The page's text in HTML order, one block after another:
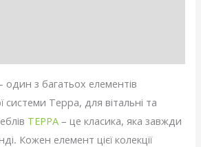
з багатьох елементів
системи Терра, для вітальні та
ТЕРРА – це класика, яка завжди
Кожен елемент цієї колекції